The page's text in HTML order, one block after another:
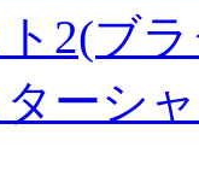
2(ブ
ーシ